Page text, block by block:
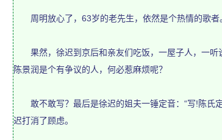
周明放心了，63岁的老先生，依然是个热情的歌者
果然，徐迟到京后和亲友们吃饭，一屋子人，一听说
陈景润是个有争议的人，何必惹麻烦呢？
敢不敢写？最后是徐迟的姐夫一锤定音：“写!陈氏
迟打消了顾虑。